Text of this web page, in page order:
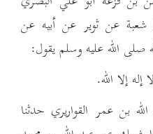
عن ثوير عن أبيه عن
صلى الله عليه وسلم يقول:
إلا الله.
بن عمر القواريري حدثنا